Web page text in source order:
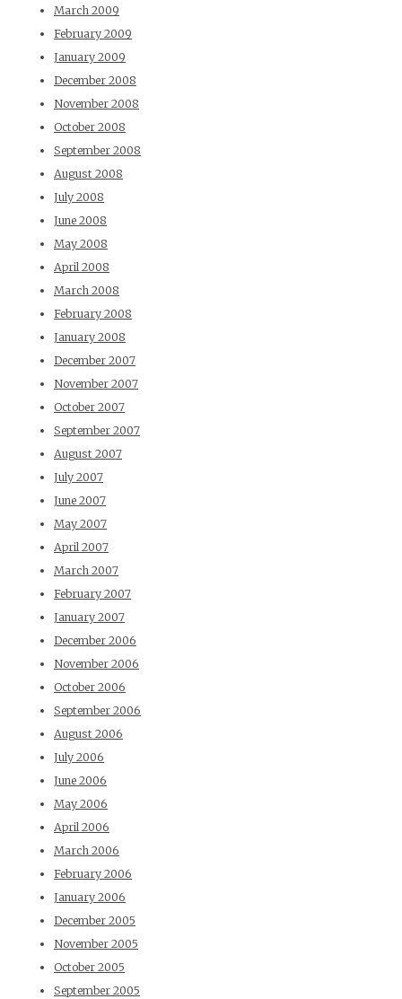
March 2009
February 2009
January 2009
December 2008
November 2008
October 2008
September 2008
August 2008
July 2008
June 2008
May 2008
April 2008
March 2008
February 2008
January 2008
December 2007
November 2007
October 2007
September 2007
August 2007
July 2007
June 2007
May 2007
April 2007
March 2007
February 2007
January 2007
December 2006
November 2006
October 2006
September 2006
August 2006
July 2006
June 2006
May 2006
April 2006
March 2006
February 2006
January 2006
December 2005
November 2005
October 2005
September 2005